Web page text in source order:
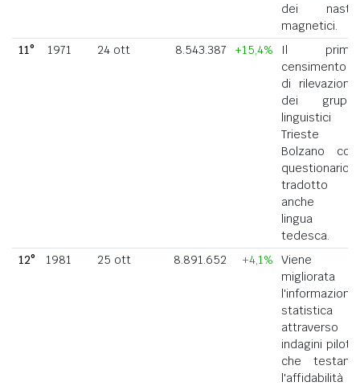
dei nastri
magnetici.
11°
1971 24 ott 8.543.387 +15,4%
Il primo
censimento
di rilevazione
dei gruppi
linguistici di
Trieste e
Bolzano con
questionario
tradotto
anche in
lingua
tedesca.
12°
1981 25 ott 8.891.652 +4,1%
Viene
migliorata
l'informazione
statistica
attraverso
indagini pilota
che testano
l'affidabilità